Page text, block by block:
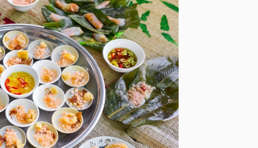
pour les petits groupes. Si
vous ne savez pas trop
guide va vous aider. Rien ne
de la boucle aussi
Je m’appelle
Ha Giang. Je connais
village du parcours. Dans cet
essentielles pour
simple, agréable et
de montagne.